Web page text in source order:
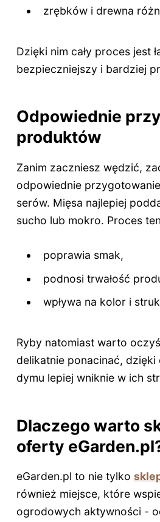
zrębków i drewna
Dzięki nim cały proces jest
bezpieczniejszy i bardziej
Odpowiednie
produktów
Zanim zaczniesz wędzić,
odpowiednie
serów. Mięsa najlepiej
sucho lub mokro. Proces
poprawia smak,
podnosi trwałość
wpływa na kolor i
Ryby natomiast warto
delikatnie ponacinać, dzięki
dymu lepiej wniknie w ich
Dlaczego warto
oferty
eGarden.pl to nie tylko
również miejsce, które
ogrodowych aktywności -